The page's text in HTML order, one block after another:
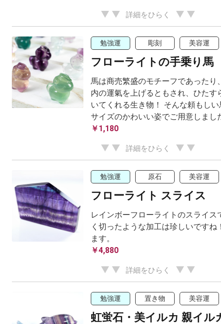
詳細をひらく
勉強運 彫刻 美容運
フローライトの手乗り馬
馬は商売繁盛のモチーフであったり
内の運氣を上げるともされ、ひたす
いてくれる生き物！ そんな頼もし
サイズのかわいい姿でご用意しまし
￥1,180
詳細をひらく
勉強運 原石 美容運
フローライト スライス
レインボーフローライトのスライス
く切ったような加工は珍しいですね
ます。
￥4,880
詳細をひらく
勉強運 置き物 美容運
虹蛍石・美イルカ 親イル